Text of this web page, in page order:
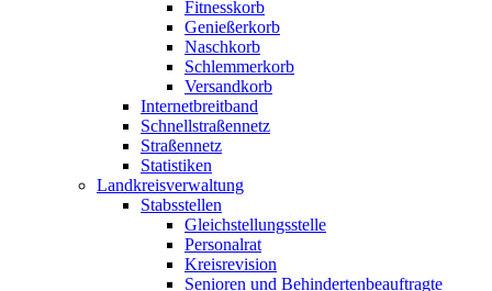
Fitnesskorb
Genießerkorb
Naschkorb
Schlemmerkorb
Versandkorb
Internetbreitband
Schnellstraßennetz
Straßennetz
Statistiken
Landkreisverwaltung
Stabsstellen
Gleichstellungsstelle
Personalrat
Kreisrevision
Senioren und Behindertenbeauftragte